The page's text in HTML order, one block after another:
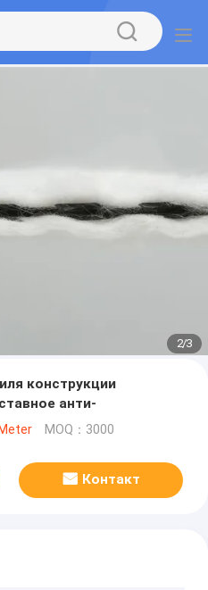
2/3
конструкции
анти-
MOQ：3000
Контакт